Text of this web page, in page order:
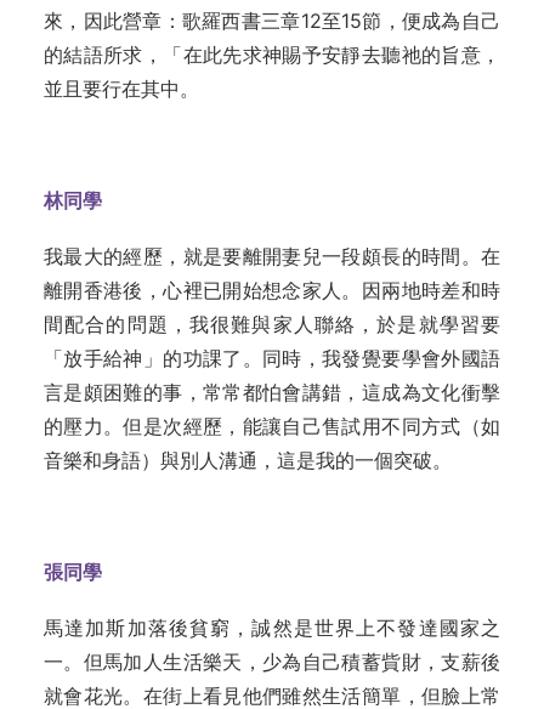
來，因此營章：歌羅西書三章12至15節，便成為自己
的結語所求，「在此先求神賜予安靜去聽祂的旨意，
並且要行在其中。
林同學
我最大的經歷，就是要離開妻兒一段頗長的時間。在
離開香港後，心裡已開始想念家人。因兩地時差和時
間配合的問題，我很難與家人聯絡，於是就學習要
「放手給神」的功課了。同時，我發覺要學會外國語
言是頗困難的事，常常都怕會講錯，這成為文化衝擊
的壓力。但是次經歷，能讓自己售試用不同方式（如
音樂和身語）與別人溝通，這是我的一個突破。
張同學
馬達加斯加落後貧窮，誠然是世界上不發達國家之
一。但馬加人生活樂天，少為自己積蓄貲財，支薪後
就會花光。在街上看見他們雖然生活簡單，但臉上常